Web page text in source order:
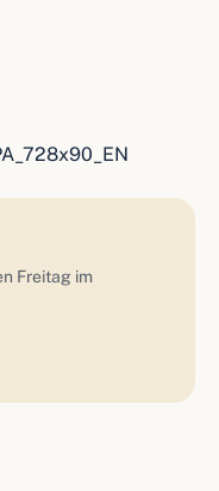
Freitag im